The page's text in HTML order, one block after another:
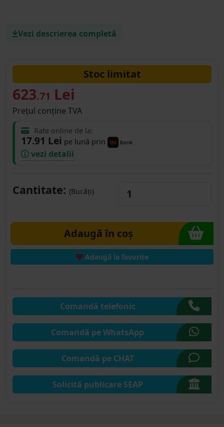
Vezi descrierea completă
Stoc limitat
623.71 Lei
Prețul conține TVA
Rate online de la:
17.91 Lei pe lună prin
vezi detalii
Cantitate: (Bucăți)
Adaugă în coș
Adaugă la favorite
Comandă telefonic
Comandă pe WhatsApp
Comandă pe CHAT
Solicită publicare SEAP